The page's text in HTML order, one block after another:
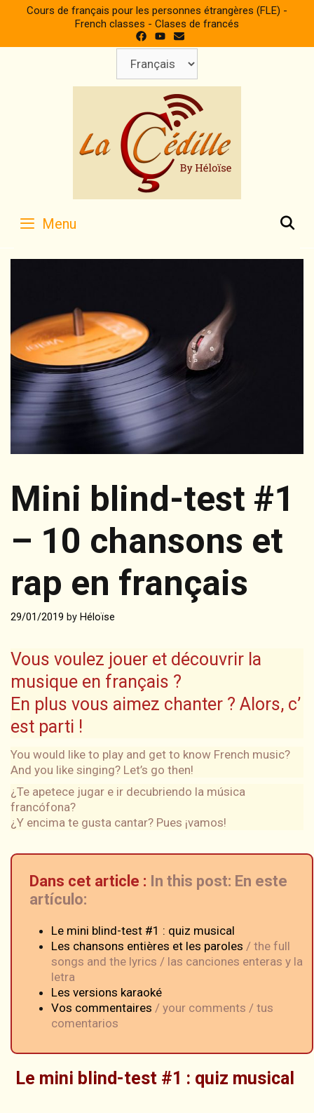
Cours de français pour les personnes étrangères (FLE) -
French classes - Clases de francés
une
langue
Menu
Mini blind-test #1
– 10 chansons et
rap en français
29/01/2019 by Héloïse
Vous voulez jouer et découvrir la
musique en français ?
En plus vous aimez chanter ? Alors, c’
est parti !
You would like to play and get to know French music?
And you like singing? Let’s go then!
¿Te apetece jugar e ir decubriendo la música
francófona?
¿Y encima te gusta cantar? Pues ¡vamos!
Dans cet article : In this post: En este
artículo:
Le mini blind-test #1 : quiz musical
Les chansons entières et les paroles / the full
songs and the lyrics / las canciones enteras y la
letra
Les versions karaoké
Vos commentaires / your comments / tus
comentarios
Le mini blind-test #1 : quiz musical